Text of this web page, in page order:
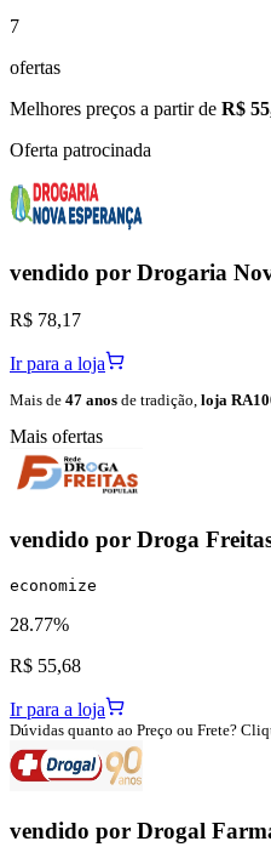
7
ofertas
Melhores preços a partir de R$
Oferta patrocinada
vendido por Drogaria
R$ 78,17
Ir para a loja
Mais de 47 anos de tradição, loja
Mais ofertas
vendido por Droga
economize
28.77%
R$ 55,68
Ir para a loja
Dúvidas quanto ao Preço ou Frete?
vendido por Drogal